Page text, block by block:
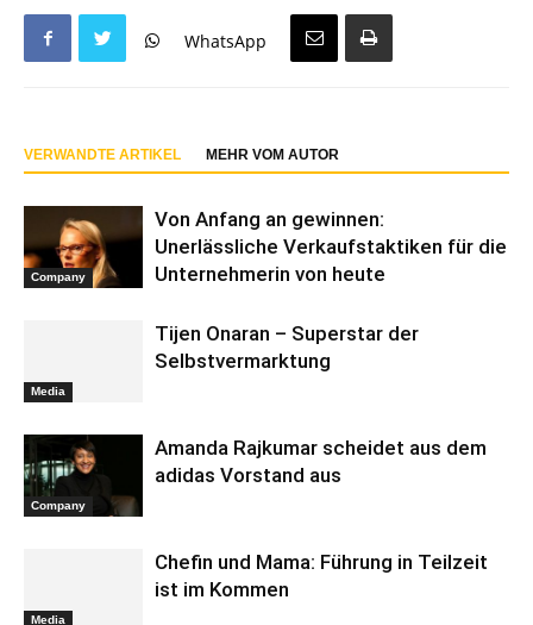
WhatsApp
VERWANDTE ARTIKEL MEHR VOM AUTOR
Company
Von Anfang an gewinnen:
Unerlässliche Verkaufstaktiken für die
Unternehmerin von heute
Media
Tijen Onaran – Superstar der
Selbstvermarktung
Company
Amanda Rajkumar scheidet aus dem
adidas Vorstand aus
Media
Chefin und Mama: Führung in Teilzeit
ist im Kommen